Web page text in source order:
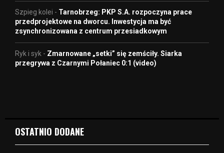
Szpieg kolei - Tarnobrzeg: PKP S.A. rozpoczyna prace
przedprojektowe na dworcu. Inwestycja ma być
zsynchronizowana z centrum przesiadkowym
Ryk i syk - Zmarnowane „setki” się zemściły. Siarka
przegrywa z Czarnymi Połaniec 0:1 (video)
OSTATNIO DODANE